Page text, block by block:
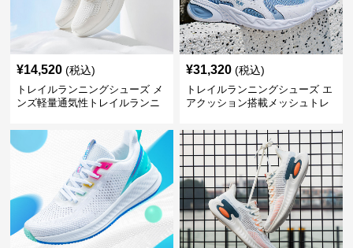
¥14,520 (税込)
トレイルランニングシューズ メ
ンズ軽量通気性トレイルランニ
¥31,320 (税込)
トレイルランニングシューズ エ
アクッション搭載メッシュトレ